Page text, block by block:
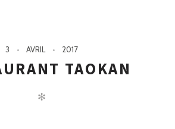
3 AVRIL 2017
TAOKAN
✻